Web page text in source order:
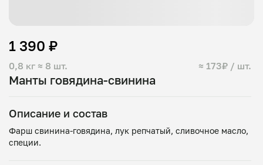
Манты говядина-свинина
0,8 кг ≈ 8 шт. ≈ 173₽ / шт.
1 390 ₽
Описание и состав
Фарш свинина-говядина, лук репчатый, сливочное масло,